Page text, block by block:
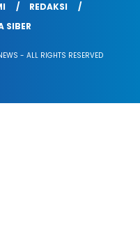
REDAKSI
SIBER
- ALL RIGHTS RESERVED